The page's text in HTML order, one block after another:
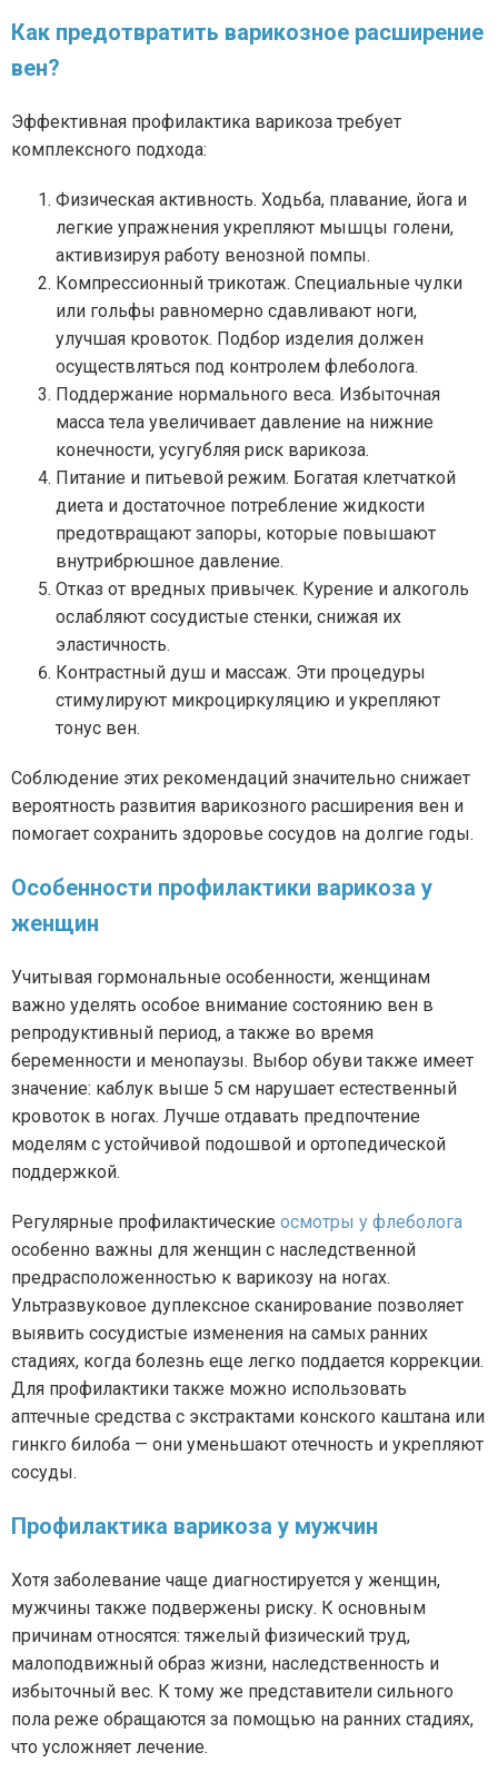
Как предотвратить варикозное расширение
вен?
Эффективная профилактика варикоза требует
комплексного подхода:
Физическая активность. Ходьба, плавание, йога и
легкие упражнения укрепляют мышцы голени,
активизируя работу венозной помпы.
Компрессионный трикотаж. Специальные чулки
или гольфы равномерно сдавливают ноги,
улучшая кровоток. Подбор изделия должен
осуществляться под контролем флеболога.
Поддержание нормального веса. Избыточная
масса тела увеличивает давление на нижние
конечности, усугубляя риск варикоза.
Питание и питьевой режим. Богатая клетчаткой
диета и достаточное потребление жидкости
предотвращают запоры, которые повышают
внутрибрюшное давление.
Отказ от вредных привычек. Курение и алкоголь
ослабляют сосудистые стенки, снижая их
эластичность.
Контрастный душ и массаж. Эти процедуры
стимулируют микроциркуляцию и укрепляют
тонус вен.
Соблюдение этих рекомендаций значительно снижает
вероятность развития варикозного расширения вен и
помогает сохранить здоровье сосудов на долгие годы.
Особенности профилактики варикоза у
женщин
Учитывая гормональные особенности, женщинам
важно уделять особое внимание состоянию вен в
репродуктивный период, а также во время
беременности и менопаузы. Выбор обуви также имеет
значение: каблук выше 5 см нарушает естественный
кровоток в ногах. Лучше отдавать предпочтение
моделям с устойчивой подошвой и ортопедической
поддержкой.
Регулярные профилактические осмотры у флеболога
особенно важны для женщин с наследственной
предрасположенностью к варикозу на ногах.
Ультразвуковое дуплексное сканирование позволяет
выявить сосудистые изменения на самых ранних
стадиях, когда болезнь еще легко поддается коррекции.
Для профилактики также можно использовать
аптечные средства с экстрактами конского каштана или
гинкго билоба — они уменьшают отечность и укрепляют
сосуды.
Профилактика варикоза у мужчин
Хотя заболевание чаще диагностируется у женщин,
мужчины также подвержены риску. К основным
причинам относятся: тяжелый физический труд,
малоподвижный образ жизни, наследственность и
избыточный вес. К тому же представители сильного
пола реже обращаются за помощью на ранних стадиях,
что усложняет лечение.